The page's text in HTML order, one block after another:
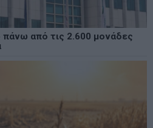
πάνω από τις 2.600 μονάδες